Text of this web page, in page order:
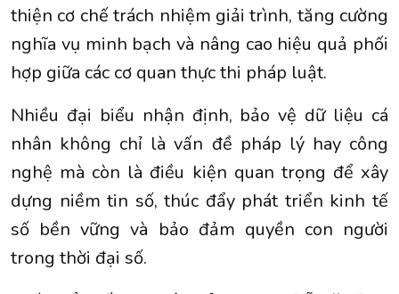
thiện cơ chế trách nhiệm giải trình, tăng cường
nghĩa vụ minh bạch và nâng cao hiệu quả phối
hợp giữa các cơ quan thực thi pháp luật.
Nhiều đại biểu nhận định, bảo vệ dữ liệu cá
nhân không chỉ là vấn đề pháp lý hay công
nghệ mà còn là điều kiện quan trọng để xây
dựng niềm tin số, thúc đẩy phát triển kinh tế
số bền vững và bảo đảm quyền con người
trong thời đại số.